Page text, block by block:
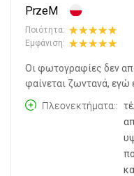
PrzeM
Ποιότητα:
Εμφάνιση:
Οι φωτογραφίες δεν
φαίνεται ζωντανά, εγώ
Πλεονεκτήματα: